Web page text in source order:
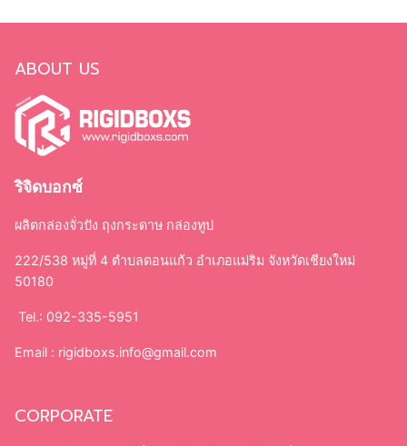
ABOUT US
ริจิดบอกซ์
ผลิตกล่องจั่วปัง ถุงกระดาษ กล่องทูป
222/538 หมู่ที่ 4 ตำบลดอนแก้ว อำเภอแม่ริม จังหวัดเชียงใหม่
50180
Tel.: 092-335-5951
Email : rigidboxs.info@gmail.com
CORPORATE